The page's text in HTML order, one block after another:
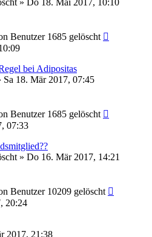
Benutzer 1685 gelöscht
bei Adipositas
Sa 18. Mär 2017, 07:45
Benutzer 1685 gelöscht
07:33
» Do 16. Mär 2017, 14:21
Benutzer 10209 gelöscht
20:24
2017, 21:38